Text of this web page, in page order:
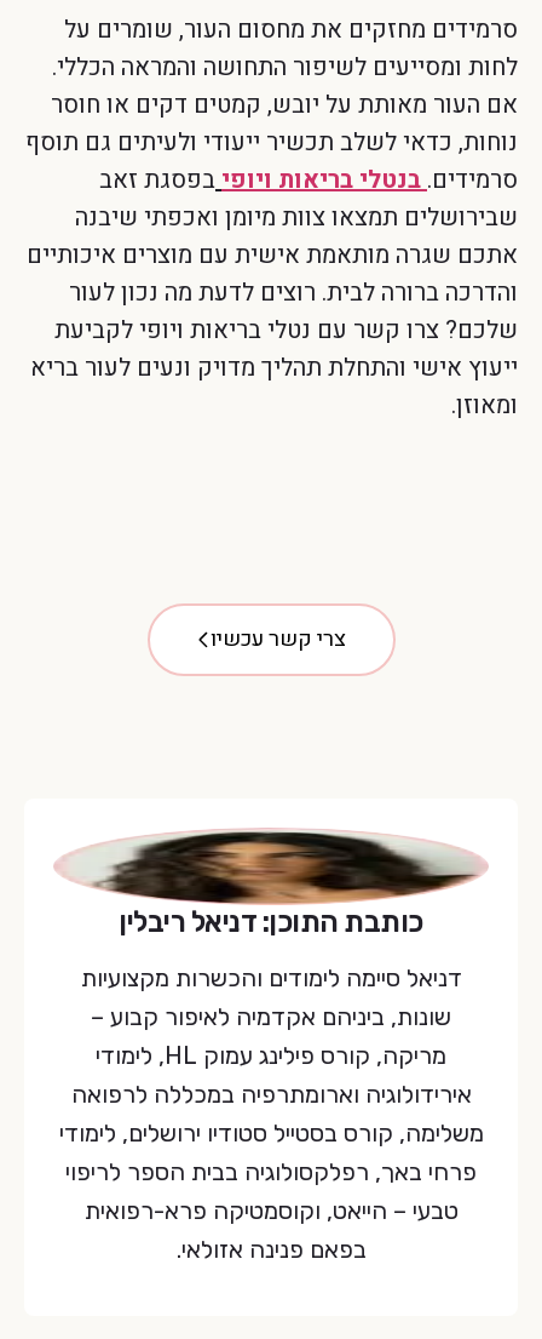
סרמידים מחזקים את מחסום העור, שומרים על
לחות ומסייעים לשיפור התחושה והמראה הכללי.
אם העור מאותת על יובש, קמטים דקים או חוסר
נוחות, כדאי לשלב תכשיר ייעודי ולעיתים גם תוסף
סרמידים.בנטלי בריאות ויופיבפסגת זאב
שבירושלים תמצאו צוות מיומן ואכפתי שיבנה
אתכם שגרה מותאמת אישית עם מוצרים איכותיים
והדרכה ברורה לבית. רוצים לדעת מה נכון לעור
שלכם? צרו קשר עם נטלי בריאות ויופי לקביעת
ייעוץ אישי והתחלת תהליך מדויק ונעים לעור בריא
ומאוזן.
צרי קשר עכשיו
כותבת התוכן: דניאל ריבלין
דניאל סיימה לימודים והכשרות מקצועיות
שונות, ביניהם אקדמיה לאיפור קבוע –
מריקה, קורס פילינג עמוק HL, לימודי
אירידולוגיה וארומתרפיה במכללה לרפואה
משלימה, קורס בסטייל סטודיו ירושלים, לימודי
פרחי באך, רפלקסולוגיה בבית הספר לריפוי
טבעי – הייאט, וקוסמטיקה פרא-רפואית
בפאם פנינה אזולאי.